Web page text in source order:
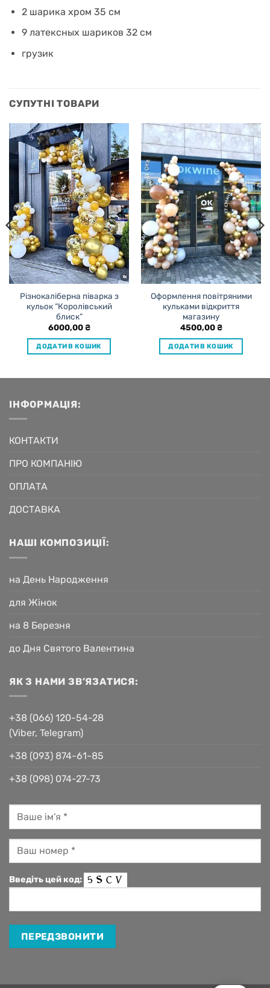
2 шарика хром 35 см
9 латексных шариков 32 см
грузик
СУПУТНІ ТОВАРИ
Різнокаліберна піварка з
кульок “Королівський
блиск”
6000,00₴
ДОДАТИ В КОШИК
Оформлення повітряними
кульками відкриття
магазину
4500,00₴
ДОДАТИ В КОШИК
ІНФОРМАЦІЯ:
КОНТАКТИ
ПРО КОМПАНІЮ
ОПЛАТА
ДОСТАВКА
НАШІ КОМПОЗИЦІЇ:
на День Народження
для Жінок
на 8 Березня
до Дня Святого Валентина
ЯК З НАМИ ЗВ’ЯЗАТИСЯ:
+38 (066) 120-54-28
(Viber, Telegram)
+38 (093) 874-61-85
+38 (098) 074-27-73
Введіть цей код: